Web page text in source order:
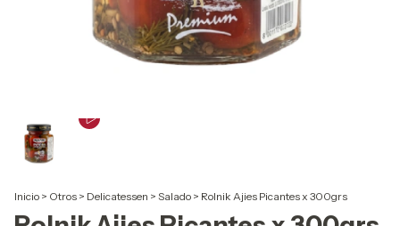
Inicio > Otros > Delicatessen > Salado > Rolnik Ajies Picantes x 300grs